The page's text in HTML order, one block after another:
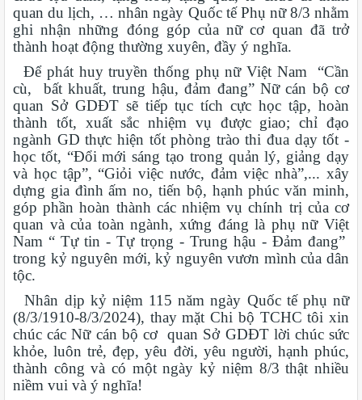
quan du lịch, … nhân ngày Quốc tế Phụ nữ 8/3 nhằm
ghi nhận những đóng góp của nữ cơ quan đã trở
thành hoạt động thường xuyên, đầy ý nghĩa.
Để phát huy truyền thống phụ nữ Việt Nam “Cần
cù, bất khuất, trung hậu, đảm đang” Nữ cán bộ cơ
quan Sở GDĐT sẽ tiếp tục tích cực học tập, hoàn
thành tốt, xuất sắc nhiệm vụ được giao; chỉ đạo
ngành GD thực hiện tốt phòng trào thi đua dạy tốt -
học tốt, “Đổi mới sáng tạo trong quản lý, giảng dạy
và học tập”, “Giỏi việc nước, đảm việc nhà”,... xây
dựng gia đình ấm no, tiến bộ, hạnh phúc văn minh,
góp phần hoàn thành các nhiệm vụ chính trị của cơ
quan và của toàn ngành, xứng đáng là phụ nữ Việt
Nam “ Tự tin - Tự trọng - Trung hậu - Đảm đang”
trong kỷ nguyên mới, kỷ nguyên vươn mình của dân
tộc.
Nhân dịp kỷ niệm 115 năm ngày Quốc tế phụ nữ
(8/3/1910-8/3/2024), thay mặt Chi bộ TCHC tôi xin
chúc các Nữ cán bộ cơ quan Sở GDĐT lời chúc sức
khỏe, luôn trẻ, đẹp, yêu đời, yêu người, hạnh phúc,
thành công và có một ngày kỷ niệm 8/3 thật nhiều
niềm vui và ý nghĩa!